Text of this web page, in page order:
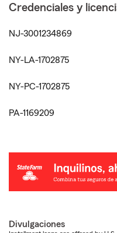
Credenciales y
NJ-3001234869
NY-LA-1702875
NY-PC-1702875
PA-1169209
Divulgaciones